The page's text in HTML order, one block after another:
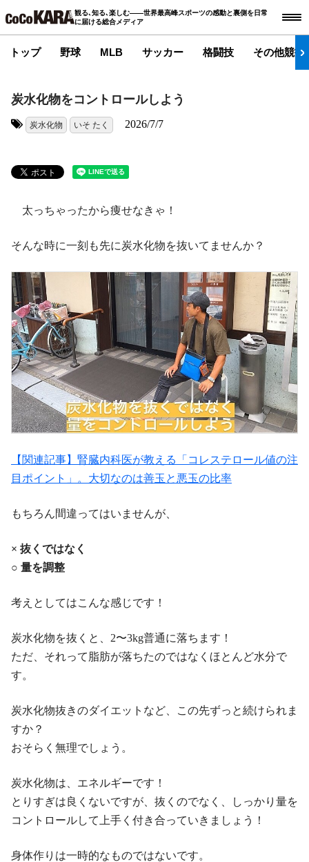
観る､知る､楽しむ――世界最高峰スポーツの感動と裏側を日常
に届ける総合メディア
トップ 野球 MLB サッカー 格闘技 その他競技
炭水化物をコントロールしよう
炭水化物 いそ たく 2026/7/7
太っちゃったから痩せなきゃ！
そんな時に一刻も先に炭水化物を抜いてませんか？
【関連記事】腎臓内科医が教える「コレステロール値の注
目ポイント」。大切なのは善玉と悪玉の比率
もちろん間違ってはいませんが、
× 抜くではなく
○ 量を調整
考えとしてはこんな感じです！
炭水化物を抜くと、2〜3kg普通に落ちます！
ただ、それって脂肪が落ちたのではなくほとんど水分で
す。
炭水化物抜きのダイエットなど、この先ずっと続けられま
すか？
おそらく無理でしょう。
炭水化物は、エネルギーです！
とりすぎは良くないですが、抜くのでなく、しっかり量を
コントロールして上手く付き合っていきましょう！
身体作りは一時的なものではないです。